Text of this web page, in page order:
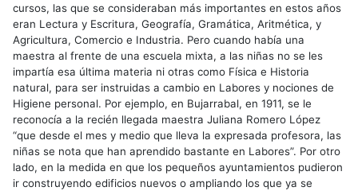
cursos, las que se consideraban más importantes en estos años
eran Lectura y Escritura, Geografía, Gramática, Aritmética, y
Agricultura, Comercio e Industria. Pero cuando había una
maestra al frente de una escuela mixta, a las niñas no se les
impartía esa última materia ni otras como Física e Historia
natural, para ser instruidas a cambio en Labores y nociones de
Higiene personal. Por ejemplo, en Bujarrabal, en 1911, se le
reconocía a la recién llegada maestra Juliana Romero López
“que desde el mes y medio que lleva la expresada profesora, las
niñas se nota que han aprendido bastante en Labores”. Por otro
lado, en la medida en que los pequeños ayuntamientos pudieron
ir construyendo edificios nuevos o ampliando los que ya se